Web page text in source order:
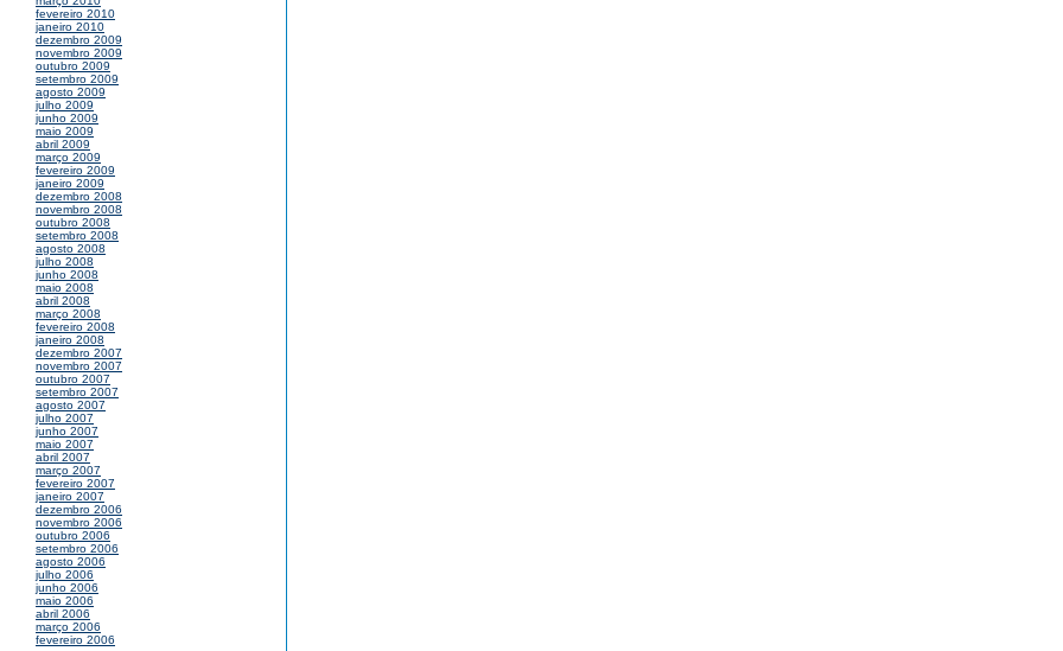
fevereiro 2010
janeiro 2010
dezembro 2009
novembro 2009
outubro 2009
setembro 2009
agosto 2009
julho 2009
junho 2009
maio 2009
abril 2009
março 2009
fevereiro 2009
janeiro 2009
dezembro 2008
novembro 2008
outubro 2008
setembro 2008
agosto 2008
julho 2008
junho 2008
maio 2008
abril 2008
março 2008
fevereiro 2008
janeiro 2008
dezembro 2007
novembro 2007
outubro 2007
setembro 2007
agosto 2007
julho 2007
junho 2007
maio 2007
abril 2007
março 2007
fevereiro 2007
janeiro 2007
dezembro 2006
novembro 2006
outubro 2006
setembro 2006
agosto 2006
julho 2006
junho 2006
maio 2006
abril 2006
março 2006
fevereiro 2006